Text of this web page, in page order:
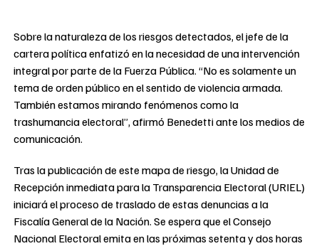
Sobre la naturaleza de los riesgos detectados, el jefe de la
cartera política enfatizó en la necesidad de una intervención
integral por parte de la Fuerza Pública. “No es solamente un
tema de orden público en el sentido de violencia armada.
También estamos mirando fenómenos como la
trashumancia electoral”, afirmó Benedetti ante los medios de
comunicación.
Tras la publicación de este mapa de riesgo, la Unidad de
Recepción inmediata para la Transparencia Electoral (URIEL)
iniciará el proceso de traslado de estas denuncias a la
Fiscalía General de la Nación. Se espera que el Consejo
Nacional Electoral emita en las próximas setenta y dos horas